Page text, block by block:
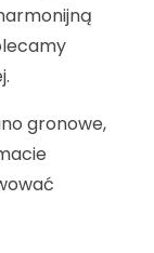
gronowe,